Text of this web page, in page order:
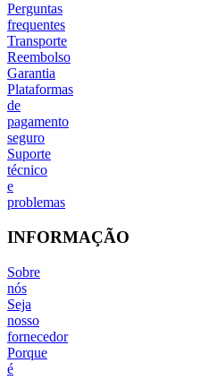
Perguntas
frequentes
Transporte
Reembolso
Garantia
Plataformas
de
pagamento
seguro
Suporte
técnico
e
problemas
INFORMAÇÃO
Sobre
nós
Seja
nosso
fornecedor
Porque
é